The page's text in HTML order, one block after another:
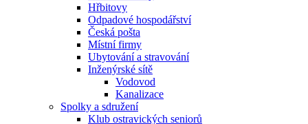
Hřbitovy
Odpadové hospodářství
Česká pošta
Místní firmy
Ubytování a stravování
Inženýrské sítě
Vodovod
Kanalizace
Spolky a sdružení
Klub ostravických seniorů